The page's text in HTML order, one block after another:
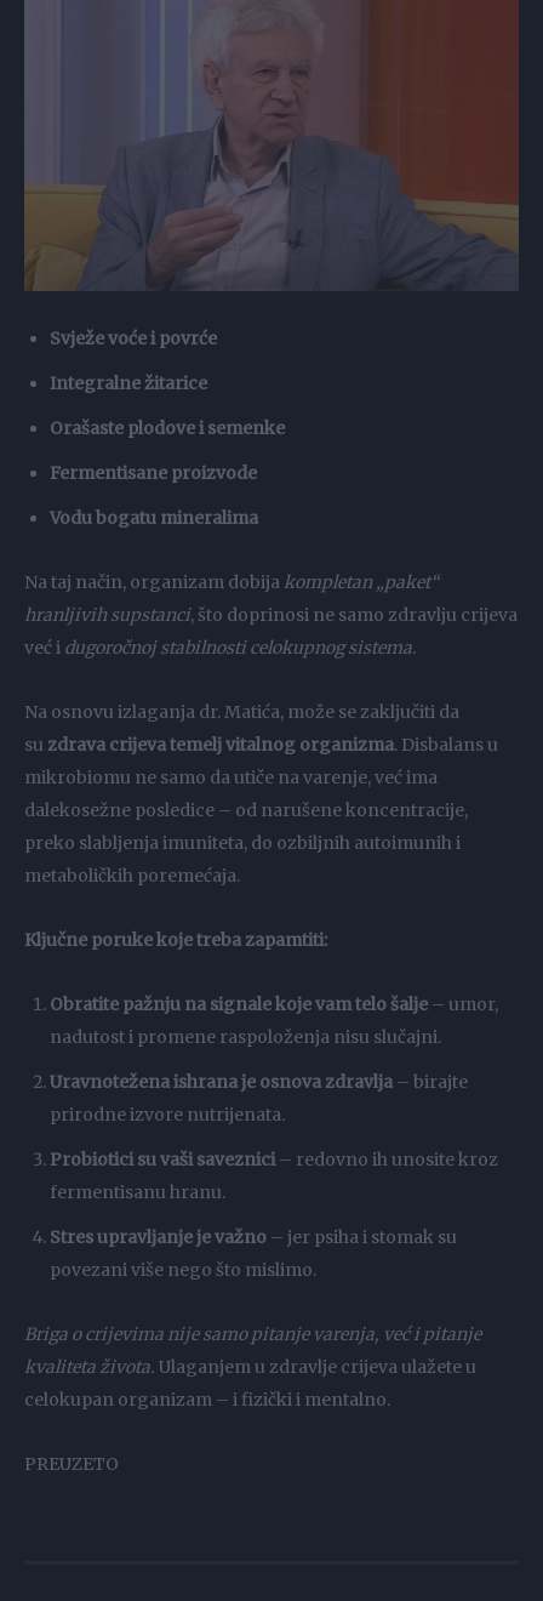
Svježe voće i povrće
Integralne žitarice
Orašaste plodove i semenke
Fermentisane proizvode
Vodu bogatu mineralima
Na taj način, organizam dobija kompletan „paket“
hranljivih supstanci, što doprinosi ne samo zdravlju crijeva
već i dugoročnoj stabilnosti celokupnog sistema.
Na osnovu izlaganja dr. Matića, može se zaključiti da
su zdrava crijeva temelj vitalnog organizma. Disbalans u
mikrobiomu ne samo da utiče na varenje, već ima
dalekosežne posledice – od narušene koncentracije,
preko slabljenja imuniteta, do ozbiljnih autoimunih i
metaboličkih poremećaja.
Ključne poruke koje treba zapamtiti:
Obratite pažnju na signale koje vam telo šalje – umor,
nadutost i promene raspoloženja nisu slučajni.
Uravnotežena ishrana je osnova zdravlja – birajte
prirodne izvore nutrijenata.
Probiotici su vaši saveznici– redovno ih unosite kroz
fermentisanu hranu.
Stres upravljanje je važno – jer psiha i stomak su
povezani više nego što mislimo.
Briga o crijevima nije samo pitanje varenja, već i pitanje
kvaliteta života. Ulaganjem u zdravlje crijeva ulažete u
celokupan organizam – i fizički i mentalno.
PREUZETO